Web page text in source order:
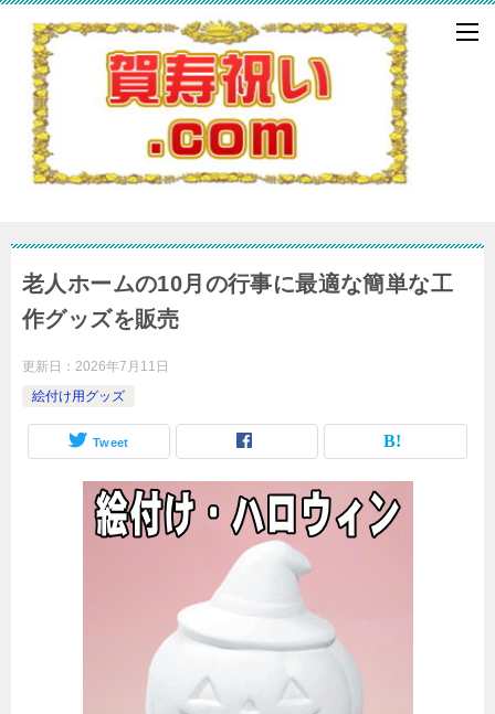
老人ホームの10月の行事に最適な簡単な工
作グッズを販売
更新日： 2026年7月11日
絵付け用グッズ
Tweet